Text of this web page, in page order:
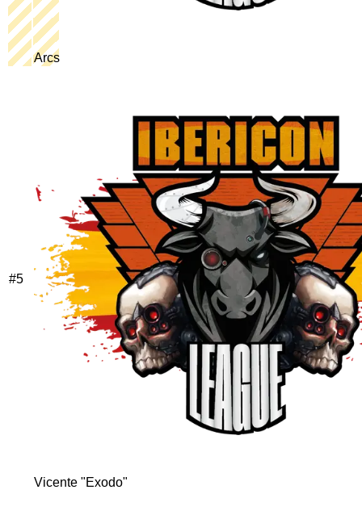
Arcs
#5
Vicente "Exodo"